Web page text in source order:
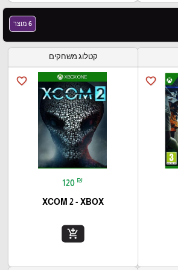
6 מוצר
favorite_border
קטלוג משחקים
favorite_border
120 ₪
XCOM 2 - XBOX
add_shopping_cart